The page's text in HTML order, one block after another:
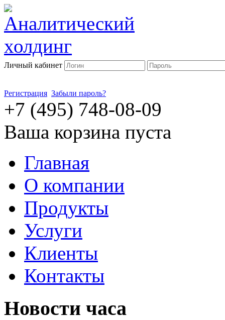
Личный кабинет
Регистрация Забыли пароль?
+7 (495) 748-08-09
Ваша корзина пуста
Главная
О компании
Продукты
Услуги
Клиенты
Контакты
Новости часа